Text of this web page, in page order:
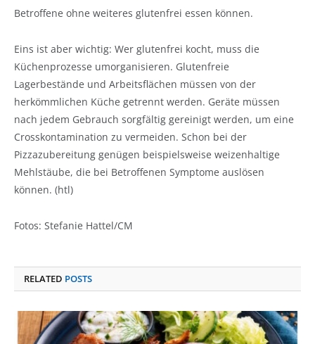
Betroffene ohne weiteres glutenfrei essen können.
Eins ist aber wichtig: Wer glutenfrei kocht, muss die
Küchenprozesse umorganisieren. Glutenfreie
Lagerbestände und Arbeitsflächen müssen von der
herkömmlichen Küche getrennt werden. Geräte müssen
nach jedem Gebrauch sorgfältig gereinigt werden, um eine
Crosskontamination zu vermeiden. Schon bei der
Pizzazubereitung genügen beispielsweise weizenhaltige
Mehlstäube, die bei Betroffenen Symptome auslösen
können. (htl)
Fotos: Stefanie Hattel/CM
RELATED POSTS